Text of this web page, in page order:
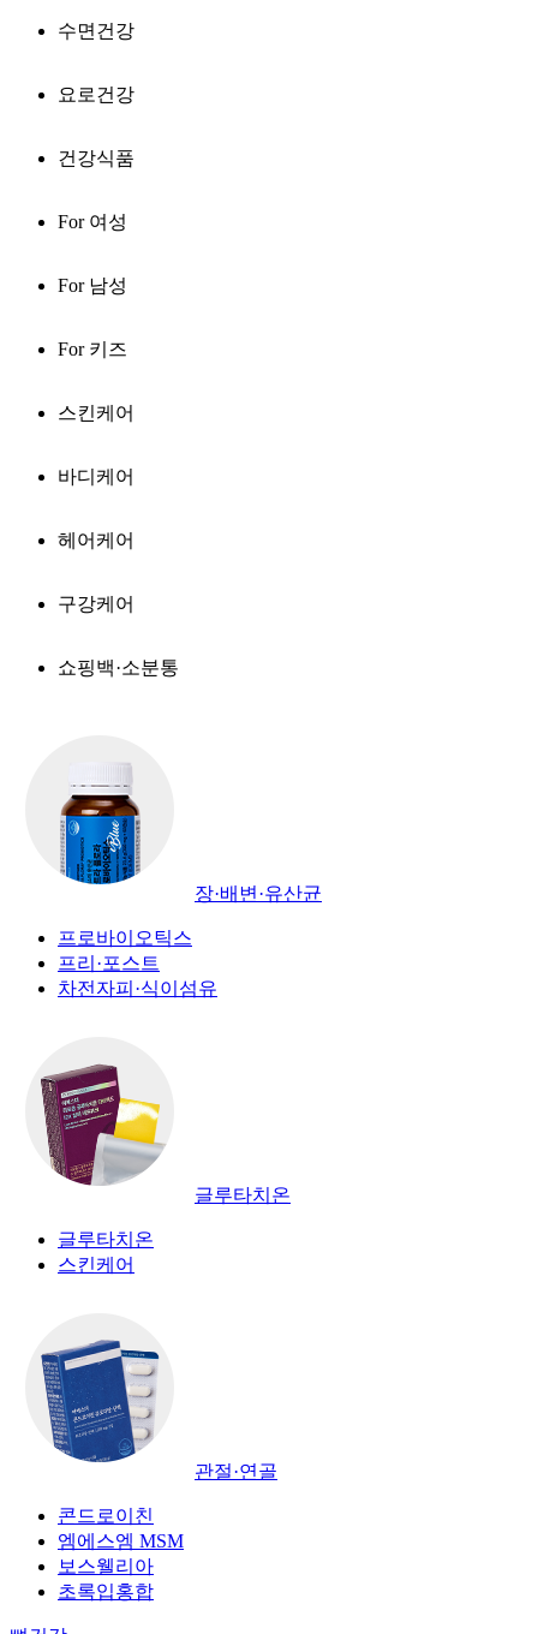
수면건강
요로건강
건강식품
For 여성
For 남성
For 키즈
스킨케어
바디케어
헤어케어
구강케어
쇼핑백·소분통
장·배변·유산균
프로바이오틱스
프리·포스트
차전자피·식이섬유
글루타치온
글루타치온
스킨케어
관절·연골
콘드로이친
엠에스엠 MSM
보스웰리아
초록입홍합